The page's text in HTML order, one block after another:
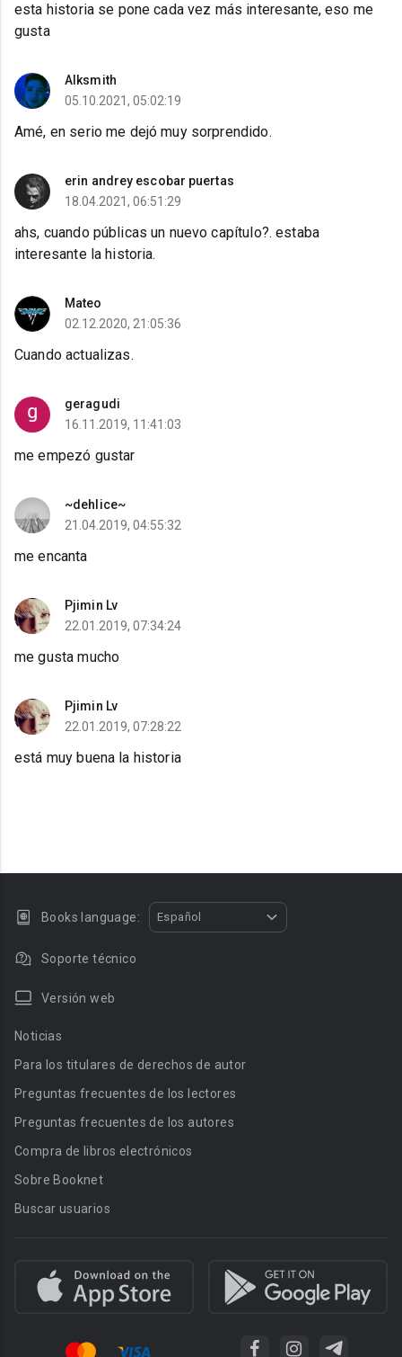
esta historia se pone cada vez más interesante, eso me
gusta
Alksmith
05.10.2021, 05:02:19
Amé, en serio me dejó muy sorprendido.
erin andrey escobar puertas
18.04.2021, 06:51:29
ahs, cuando públicas un nuevo capítulo?. estaba
interesante la historia.
Mateo
02.12.2020, 21:05:36
Cuando actualizas.
geragudi
16.11.2019, 11:41:03
me empezó gustar
~dehlice~
21.04.2019, 04:55:32
me encanta
Pjimin Lv
22.01.2019, 07:34:24
me gusta mucho
Pjimin Lv
22.01.2019, 07:28:22
está muy buena la historia
Books language: Español
Soporte técnico
Versión web
Noticias
Para los titulares de derechos de autor
Preguntas frecuentes de los lectores
Preguntas frecuentes de los autores
Compra de libros electrónicos
Sobre Booknet
Buscar usuarios